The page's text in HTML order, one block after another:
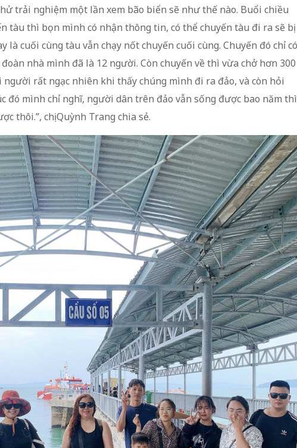
trải nghiệm một lần xem bão biển sẽ như thế nào. Buổi chiều
tàu thì bọn mình có nhận thông tin, có thể chuyến tàu đi ra sẽ bị
là cuối cùng tàu vẫn chạy nốt chuyến cuối cùng. Chuyến đó chỉ có
nhà mình đã là 12 người. Còn chuyến về thì vừa chở hơn 300
người rất ngạc nhiên khi thấy chúng mình đi ra đảo, và còn hỏi
đó mình chỉ nghĩ, người dân trên đảo vẫn sống được bao năm thì
thôi.”, chị Quỳnh Trang chia sẻ.